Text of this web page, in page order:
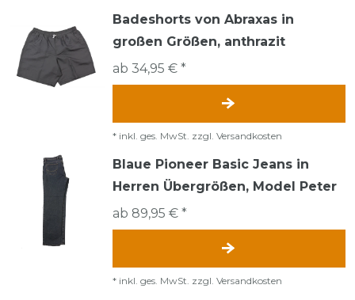
Badeshorts von Abraxas in
großen Größen, anthrazit
ab 34,95 € *
* inkl. ges. MwSt. zzgl. Versandkosten
Blaue Pioneer Basic Jeans in
Herren Übergrößen, Model Peter
ab 89,95 € *
* inkl. ges. MwSt. zzgl. Versandkosten